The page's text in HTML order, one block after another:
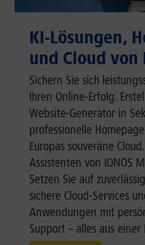
KI-Lösungen,
und Cloud von
Sichern Sie sich
Ihren Online-Erfolg.
Website-Generator in
professionelle
Europas souveräne
Assistenten von IONOS
Setzen Sie auf
sichere Cloud-Services
Anwendungen mit
Support – alles aus einer